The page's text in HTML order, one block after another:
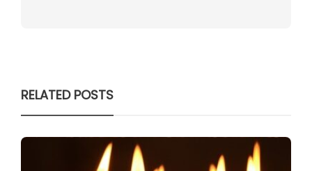
RELATED POSTS